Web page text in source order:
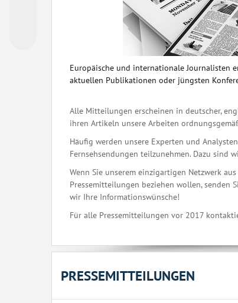
Europäische und internationale Journalisten
aktuellen Publikationen oder jüngsten
Alle Mitteilungen erscheinen in deutscher,
ihren Artikeln unsere Arbeiten
Häufig werden unsere Experten und
Fernsehsendungen teilzunehmen. Dazu sind
Wenn Sie unserem einzigartigen Netzwerk
Pressemitteilungen beziehen wollen, senden
wir Ihre Informationswünsche!
Für alle Pressemitteilungen vor 2017
PRESSEMITTEILUNGEN